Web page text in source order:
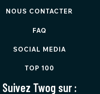
NOUS CONTACTER
FAQ
SOCIAL MEDIA
TOP 100
Suivez Twog sur :